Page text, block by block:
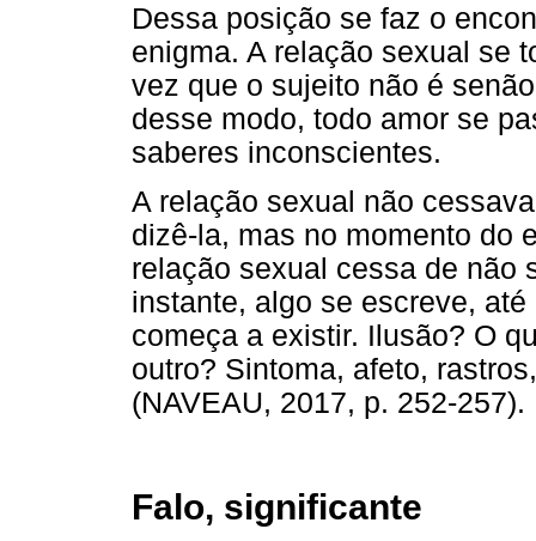
Dessa posição se faz o
enigma. A relação sexual se
vez que o sujeito não é
desse modo, todo amor se
saberes inconscientes.
A relação sexual não
dizê-la, mas no momento do
relação sexual cessa de não
instante, algo se escreve,
começa a existir. Ilusão? O
outro? Sintoma, afeto,
(NAVEAU, 2017, p. 252-257).
Falo, significante